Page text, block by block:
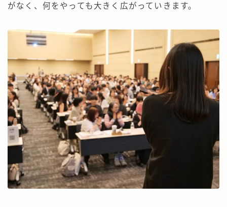
がなく、何をやっても大きく広がっていきます。